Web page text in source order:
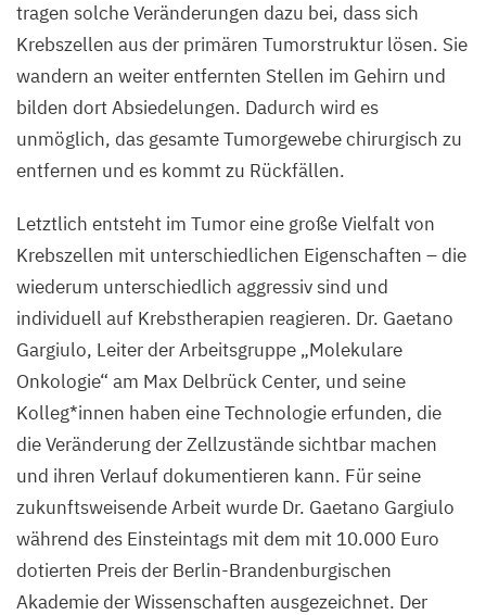
tragen solche Veränderungen dazu bei, dass sich
Krebszellen aus der primären Tumorstruktur lösen. Sie
wandern an weiter entfernten Stellen im Gehirn und
bilden dort Absiedelungen. Dadurch wird es
unmöglich, das gesamte Tumorgewebe chirurgisch zu
entfernen und es kommt zu Rückfällen.
Letztlich entsteht im Tumor eine große Vielfalt von
Krebszellen mit unterschiedlichen Eigenschaften – die
wiederum unterschiedlich aggressiv sind und
individuell auf Krebstherapien reagieren. Dr. Gaetano
Gargiulo, Leiter der Arbeitsgruppe „Molekulare
Onkologie“ am Max Delbrück Center, und seine
Kolleg*innen haben eine Technologie erfunden, die
die Veränderung der Zellzustände sichtbar machen
und ihren Verlauf dokumentieren kann. Für seine
zukunftsweisende Arbeit wurde Dr. Gaetano Gargiulo
während des Einsteintags mit dem mit 10.000 Euro
dotierten Preis der Berlin-Brandenburgischen
Akademie der Wissenschaften ausgezeichnet. Der